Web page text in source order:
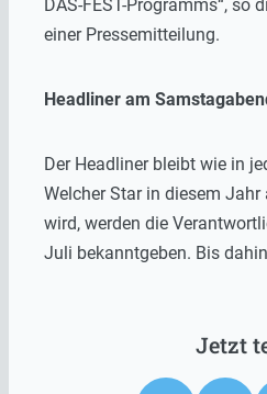
DAS-FEST-Programms“, so
einer Pressemitteilung.
Headliner am
Der Headliner bleibt wie in
Welcher Star in diesem
wird, werden die
Juli bekanntgeben. Bis